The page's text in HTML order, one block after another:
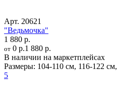
Арт. 20621
"Ведьмочка"
1 880 р.
от 0 р.1 880 р.
В наличии на маркетплейсах
Размеры: 104-110 см, 116-122 см,
5